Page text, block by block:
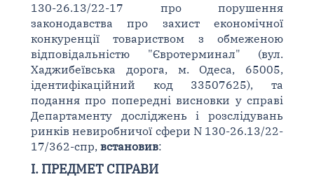
130-26.13/22-17 про порушення
законодавства про захист економічної
конкуренції товариством з обмеженою
відповідальністю "Євротерминал" (вул.
Хаджибеївська дорога, м. Одеса, 65005,
ідентифікаційний код 33507625), та
подання про попередні висновки у справі
Департаменту досліджень і розслідувань
ринків невиробничої сфери N 130-26.13/22-
17/362-спр, встановив:
I. ПРЕДМЕТ СПРАВИ